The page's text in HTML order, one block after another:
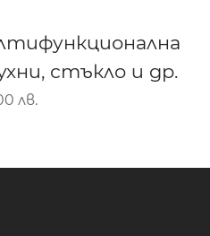
стъкло и др.
лв.